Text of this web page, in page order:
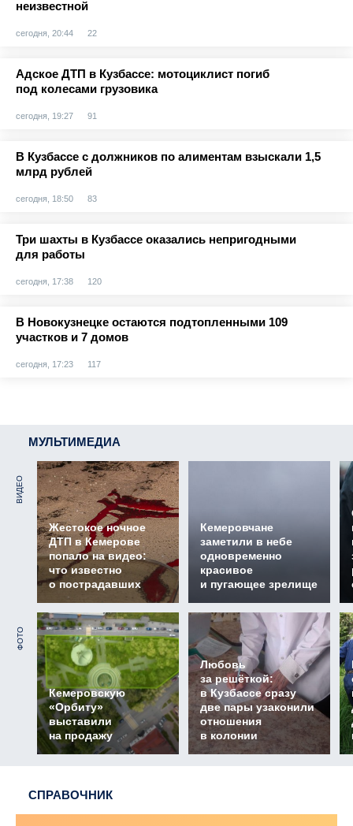
неизвестной
сегодня, 20:44 22
Адское ДТП в Кузбассе: мотоциклист погиб
под колесами грузовика
сегодня, 19:27 91
В Кузбассе с должников по алиментам взыскали 1,5
млрд рублей
сегодня, 18:50 83
Три шахты в Кузбассе оказались непригодными
для работы
сегодня, 17:38 120
В Новокузнецке остаются подтопленными 109
участков и 7 домов
сегодня, 17:23 117
МУЛЬТИМЕДИА
ВИДЕО
Жестокое ночное
ДТП в Кемерове
попало на видео:
что известно
о пострадавших
Кемеровчане
заметили в небе
одновременно
красивое
и пугающее зрелище
ФОТО
Кемеровскую
«Орбиту»
выставили
на продажу
Любовь
за решёткой:
в Кузбассе сразу
две пары узаконили
отношения
в колонии
СПРАВОЧНИК